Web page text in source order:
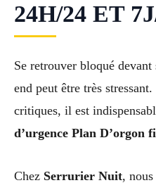
24H/24 ET
Se retrouver bloqué
end peut être très
critiques, il est
d’urgence Plan D’orgon
Chez Serrurier Nuit,